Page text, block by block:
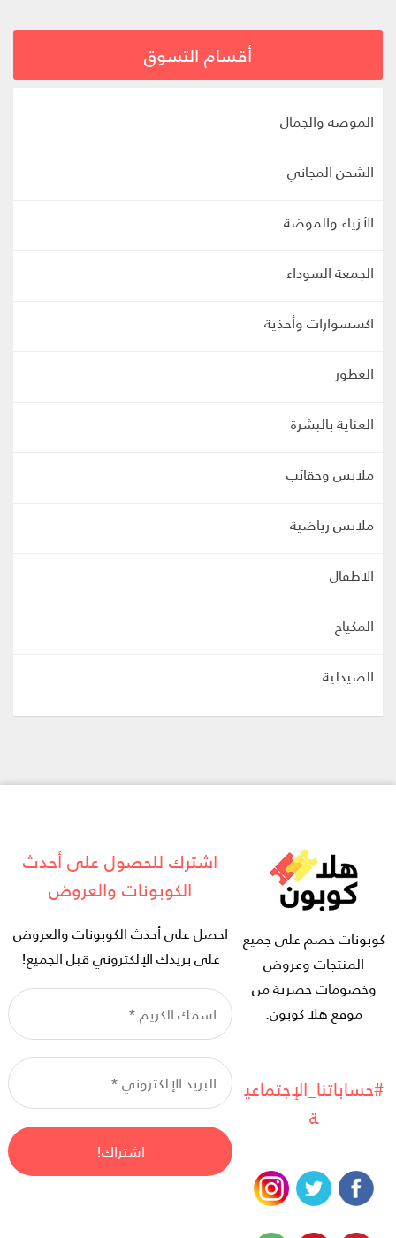
أقسام التسوق
الموضة والجمال
الشحن المجاني
الأزياء والموضة
الجمعة السوداء
اكسسوارات وأحذية
العطور
العناية بالبشرة
ملابس وحقائب
ملابس رياضية
الاطفال
المكياج
الصيدلية
كوبونات خصم على جميع
المنتجات وعروض
وخصومات حصرية من
موقع هلا كوبون.
#حساباتنا_الإجتماعي
ة
اشترك للحصول على أحدث
الكوبونات والعروض
احصل على أحدث الكوبونات والعروض
على بريدك الإلكتروني قبل الجميع!